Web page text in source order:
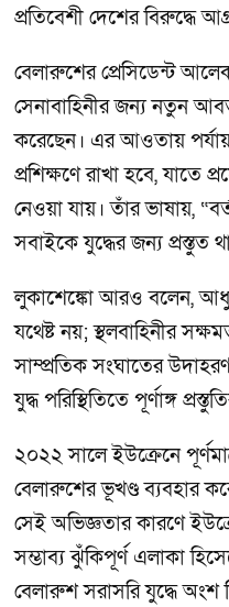
প্রতিবেশী দেশের বিরুদ্ধে
বেলারুশের প্রেসিডেন্ট
সেনাবাহিনীর জন্য নতুন
করেছেন। এর আওতায়
প্রশিক্ষণে রাখা হবে, যাতে
নেওয়া যায়। তাঁর ভাষায়,
সবাইকে যুদ্ধের জন্য প্রস্তুত
লুকাশেঙ্কো আরও বলেন,
যথেষ্ট নয়; স্থলবাহিনীর
সাম্প্রতিক সংঘাতের
যুদ্ধ পরিস্থিতিতে পূর্ণাঙ্গ
২০২২ সালে ইউক্রেনে
বেলারুশের ভূখণ্ড ব্যবহার
সেই অভিজ্ঞতার কারণে
সম্ভাব্য ঝুঁকিপূর্ণ এলাকা
বেলারুশ সরাসরি যুদ্ধে অংশ